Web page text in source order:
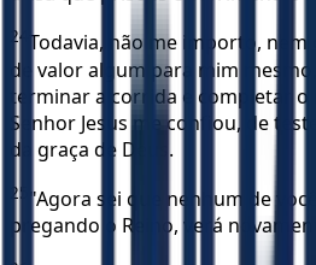
24 Todavia, não me importo, nem
de valor algum para mim
terminar a corrida e completar o
Senhor Jesus me confiou, de
da graça de Deus.
25 "Agora sei que nenhum de
pregando o Reino, verá